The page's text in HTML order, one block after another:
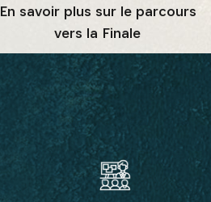
En savoir plus sur le parcours
vers la Finale